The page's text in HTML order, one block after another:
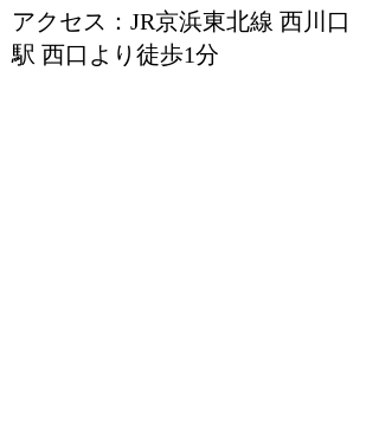
アクセス：JR京浜東北線 西川口
駅 西口より徒歩1分